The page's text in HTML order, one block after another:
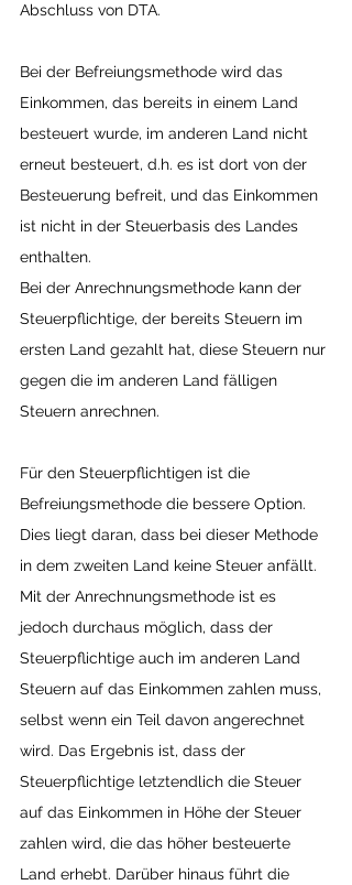
Abschluss von DTA.
Bei der Befreiungsmethode wird das
Einkommen, das bereits in einem Land
besteuert wurde, im anderen Land nicht
erneut besteuert, d.h. es ist dort von der
Besteuerung befreit, und das Einkommen
ist nicht in der Steuerbasis des Landes
enthalten.
Bei der Anrechnungsmethode kann der
Steuerpflichtige, der bereits Steuern im
ersten Land gezahlt hat, diese Steuern nur
gegen die im anderen Land fälligen
Steuern anrechnen.
Für den Steuerpflichtigen ist die
Befreiungsmethode die bessere Option.
Dies liegt daran, dass bei dieser Methode
in dem zweiten Land keine Steuer anfällt.
Mit der Anrechnungsmethode ist es
jedoch durchaus möglich, dass der
Steuerpflichtige auch im anderen Land
Steuern auf das Einkommen zahlen muss,
selbst wenn ein Teil davon angerechnet
wird. Das Ergebnis ist, dass der
Steuerpflichtige letztendlich die Steuer
auf das Einkommen in Höhe der Steuer
zahlen wird, die das höher besteuerte
Land erhebt. Darüber hinaus führt die